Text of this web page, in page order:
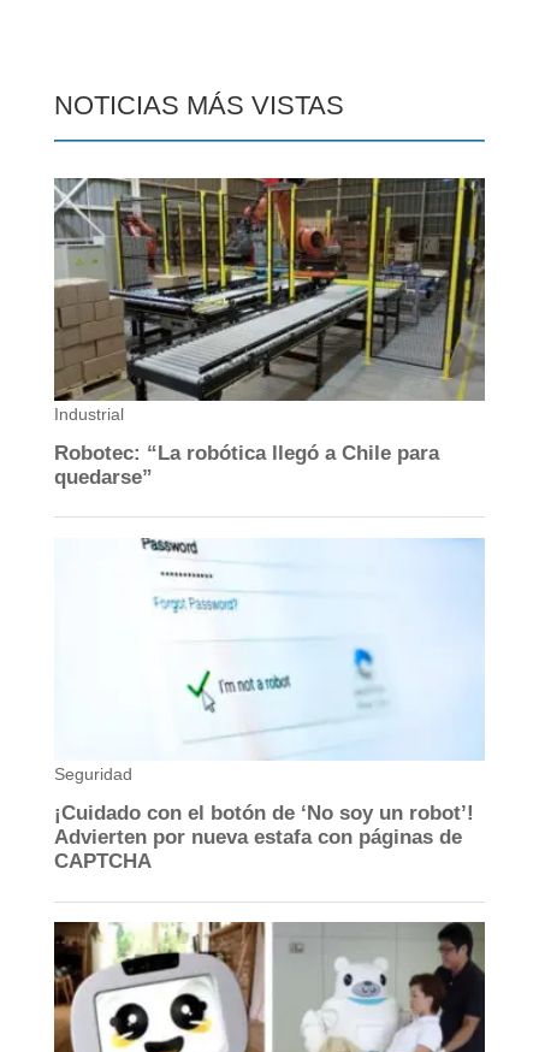
NOTICIAS MÁS VISTAS